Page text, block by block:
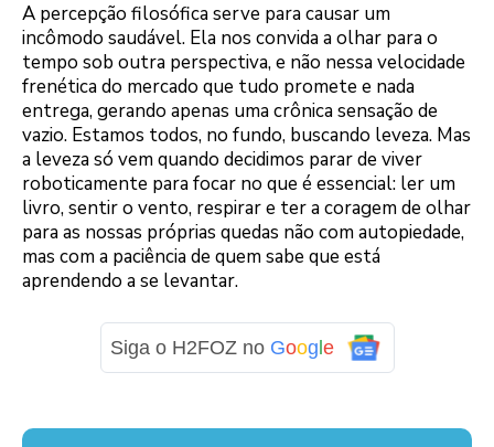
A percepção filosófica serve para causar um
incômodo saudável. Ela nos convida a olhar para o
tempo sob outra perspectiva, e não nessa velocidade
frenética do mercado que tudo promete e nada
entrega, gerando apenas uma crônica sensação de
vazio. Estamos todos, no fundo, buscando leveza. Mas
a leveza só vem quando decidimos parar de viver
roboticamente para focar no que é essencial: ler um
livro, sentir o vento, respirar e ter a coragem de olhar
para as nossas próprias quedas não com autopiedade,
mas com a paciência de quem sabe que está
aprendendo a se levantar.
Siga o H2FOZ no Google